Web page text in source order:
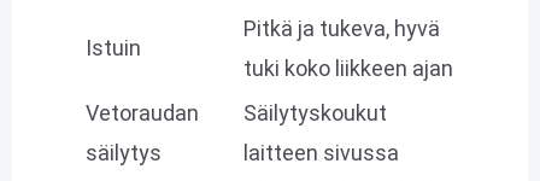
Istuin
Pitkä ja tukeva, hyvä
tuki koko liikkeen ajan
Vetoraudan
säilytys
Säilytyskoukut
laitteen sivussa